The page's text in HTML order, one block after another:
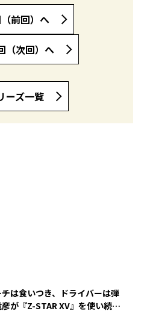
前回）へ
（次回）へ
ーズ一覧
チは食いつき、ドライバーは弾
が『Z-STAR XV』を使い続け